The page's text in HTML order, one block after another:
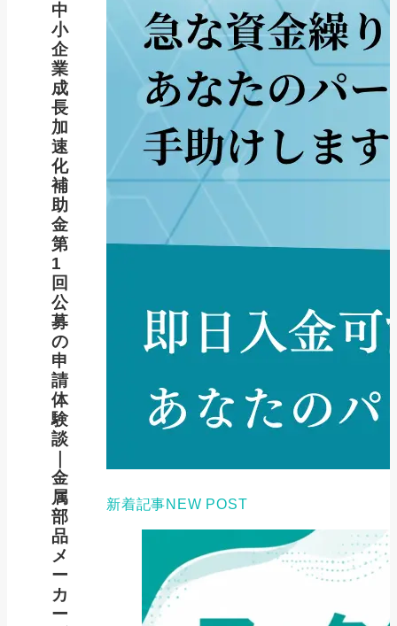
中
小
企
業
成
長
加
速
化
補
助
金
第
1
回
公
募
の
申
請
体
験
談
金
属
部
品
メ
ー
カ
ー
新着記事NEW POST